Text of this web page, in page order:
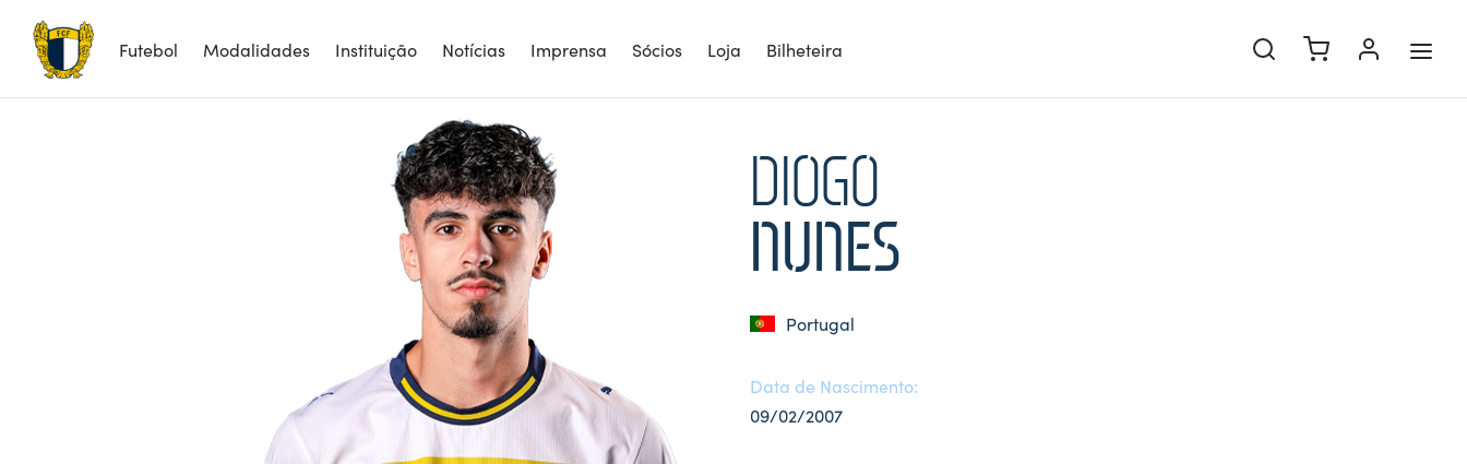
Futebol Modalidades Instituição Notícias Imprensa Sócios Loja Bilheteira
DIOGO
NUNES
Portugal
Data de Nascimento:
09/02/2007